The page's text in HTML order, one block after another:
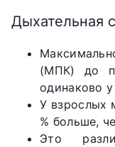
Дыхательная
(МПК) до
одинаково
У взрослых
% больше,
Это